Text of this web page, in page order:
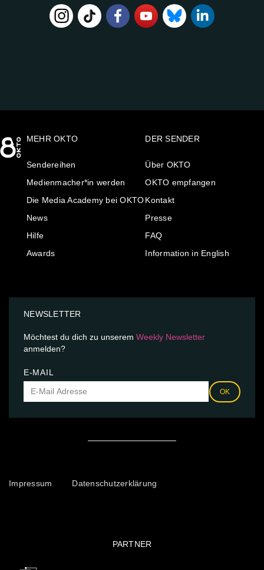
MEHR OKTO
Sendereihen
Medienmacher*in werden
Die Media Academy bei OKTO
News
Hilfe
Awards
DER SENDER
Über OKTO
OKTO empfangen
Kontakt
Presse
FAQ
Information in English
NEWSLETTER
Möchtest du dich zu unserem Weekly Newsletter
anmelden?
E-MAIL
OK
Impressum Datenschutzerklärung
PARTNER